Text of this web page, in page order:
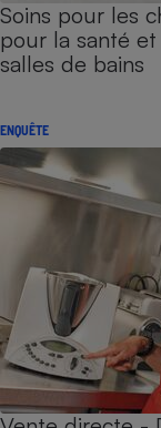
Soins pour les
pour la santé et
salles de bains
ENQUÊTE